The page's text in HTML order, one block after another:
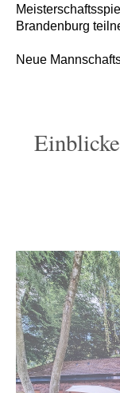
Brandenburg
Neue